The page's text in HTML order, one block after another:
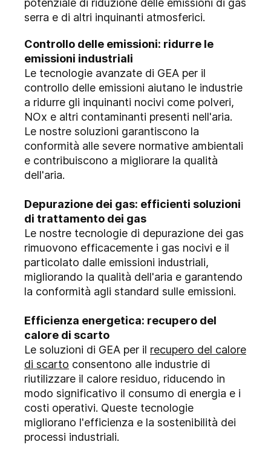
potenziale di riduzione delle emissioni di gas
serra e di altri inquinanti atmosferici.
Controllo delle emissioni: ridurre le
emissioni industriali
Le tecnologie avanzate di GEA per il
controllo delle emissioni aiutano le industrie
a ridurre gli inquinanti nocivi come polveri,
NOx e altri contaminanti presenti nell'aria.
Le nostre soluzioni garantiscono la
conformità alle severe normative ambientali
e contribuiscono a migliorare la qualità
dell'aria.
Depurazione dei gas: efficienti soluzioni
di trattamento dei gas
Le nostre tecnologie di depurazione dei gas
rimuovono efficacemente i gas nocivi e il
particolato dalle emissioni industriali,
migliorando la qualità dell'aria e garantendo
la conformità agli standard sulle emissioni.
Efficienza energetica: recupero del
calore di scarto
Le soluzioni di GEA per il recupero del calore
di scarto consentono alle industrie di
riutilizzare il calore residuo, riducendo in
modo significativo il consumo di energia e i
costi operativi. Queste tecnologie
migliorano l'efficienza e la sostenibilità dei
processi industriali.